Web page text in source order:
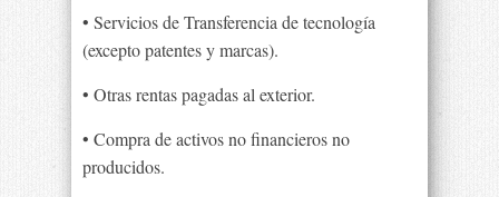
• Servicios de Transferencia de tecnología
(excepto patentes y marcas).
• Otras rentas pagadas al exterior.
• Compra de activos no financieros no
producidos.